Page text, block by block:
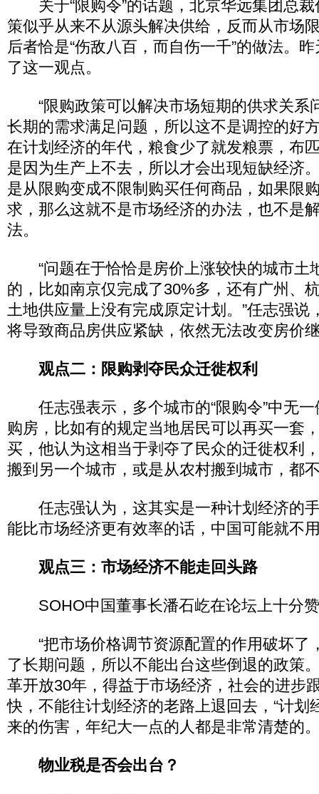
关于“限购令”的话题，北京华远集团总裁
策似乎从来不从源头解决供给，反而从市场
后者恰是“伤敌八百，而自伤一千”的做法。
了这一观点。
“限购政策可以解决市场短期的供求关系
长期的需求满足问题，所以这不是调控的好
在计划经济的年代，粮食少了就发粮票，布
是因为生产上不去，所以才会出现短缺经济
是从限购变成不限制购买任何商品，如果限
求，那么这就不是市场经济的办法，也不是
法。
“问题在于恰恰是房价上涨较快的城市土
的，比如南京仅完成了30%多，还有广州、
土地供应量上没有完成原定计划。”任志强说
将导致商品房供应紧缺，依然无法改变房价
观点二：限购剥夺民众迁徙权利
任志强表示，多个城市的“限购令”中无一
购房，比如有的规定当地居民可以再买一套
买，他认为这相当于剥夺了民众的迁徙权利
搬到另一个城市，或是从农村搬到城市，都
任志强认为，这其实是一种计划经济的手
能比市场经济更有效率的话，中国可能就不
观点三：市场经济不能走回头路
SOHO中国董事长潘石屹在论坛上十分赞
“把市场价格调节资源配置的作用破坏了
了长期问题，所以不能出台这些倒退的政策
革开放30年，得益于市场经济，社会的进步
快，不能往计划经济的老路上退回去，“计划
来的伤害，年纪大一点的人都是非常清楚的
物业税是否会出台？